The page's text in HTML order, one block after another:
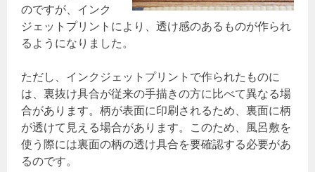
のですが、インク
ジェットプリントにより、透け感のあるものが作られ
るようになりました。
ただし、インクジェットプリントで作られたものに
は、裏抜け具合が従来の手描きの方に比べて異なる場
合があります。柄が表面に印刷されるため、裏面に柄
が透けて見える場合があります。このため、風呂敷を
使う際には裏面の柄の透け具合を要確認する必要があ
るのです。